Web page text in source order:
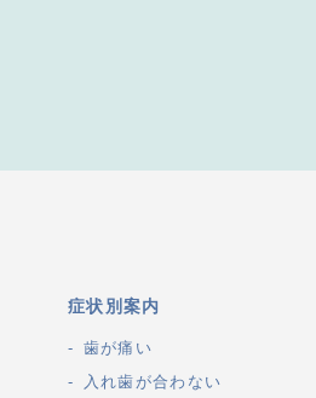
症状別案内
歯が痛い
入れ歯が合わない